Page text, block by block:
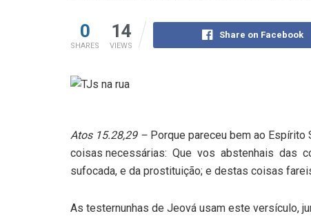
0
SHARES
14
VIEWS
Share on Facebook
Atos 15.28,29 – Porque pareceu bem ao
coisas necessárias: Que vos abstenhais das
sufocada, e da prostituição; e destas coisas
As testernunhas de Jeová usam este versículo,